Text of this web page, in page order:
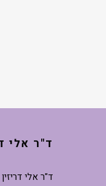
ד"ר אלי
ד"ר אלי